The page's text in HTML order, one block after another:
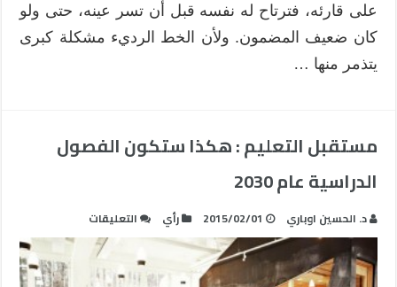
على قارئه، فترتاح له نفسه قبل أن تسر عينه، حتى ولو
كان ضعيف المضمون. ولأن الخط الرديء مشكلة كبرى
يتذمر منها …
مستقبل التعليم : هكذا ستكون الفصول
الدراسية عام 2030
د. الحسين اوباري 2015/02/01 رأي التعليقات
مستقبل
التعليم